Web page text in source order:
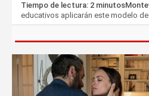
Tiempo de lectura: 2
educativos aplicarán este modelo